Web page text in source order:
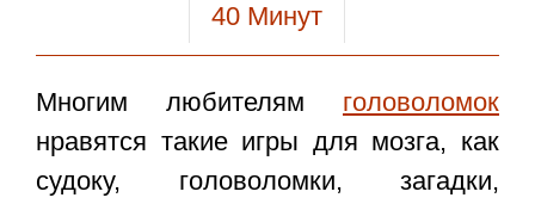
40 Минут
Многим любителям головоломок
нравятся такие игры для мозга, как
судоку, головоломки, загадки,